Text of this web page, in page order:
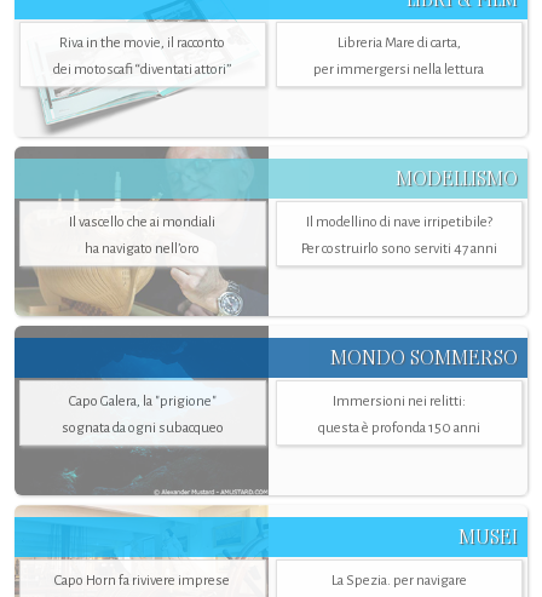
Riva in the movie, il racconto
dei motoscafi “diventati attori”
Libreria Mare di carta,
per immergersi nella lettura
MODELLISMO
Il vascello che ai mondiali
ha navigato nell’oro
Il modellino di nave irripetibile?
Per costruirlo sono serviti 47 anni
MONDO SOMMERSO
Capo Galera, la "prigione"
sognata da ogni subacqueo
Immersioni nei relitti:
questa è profonda 150 anni
MUSEI
Capo Horn fa rivivere imprese
La Spezia. per navigare